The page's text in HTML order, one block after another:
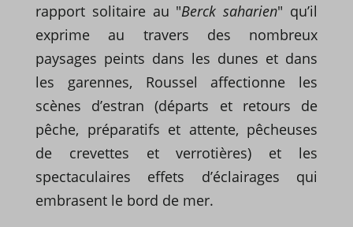
rapport solitaire au "Berck saharien" qu’il
exprime au travers des nombreux
paysages peints dans les dunes et dans
les garennes, Roussel affectionne les
scènes d’estran (départs et retours de
pêche, préparatifs et attente, pêcheuses
de crevettes et verrotières) et les
spectaculaires effets d’éclairages qui
embrasent le bord de mer.